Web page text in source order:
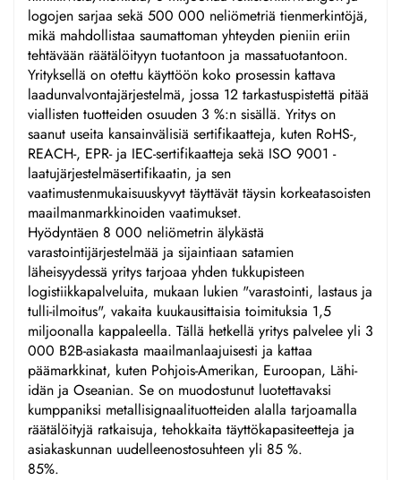
logojen sarjaa sekä 500 000 neliömetriä tienmerkintöjä,
mikä mahdollistaa saumattoman yhteyden pieniin eriin
tehtävään räätälöityyn tuotantoon ja massatuotantoon.
Yrityksellä on otettu käyttöön koko prosessin kattava
laadunvalvontajärjestelmä, jossa 12 tarkastuspistettä pitää
viallisten tuotteiden osuuden 3 %:n sisällä. Yritys on
saanut useita kansainvälisiä sertifikaatteja, kuten RoHS-,
REACH-, EPR- ja IEC-sertifikaatteja sekä ISO 9001 -
laatujärjestelmäsertifikaatin, ja sen
vaatimustenmukaisuuskyvyt täyttävät täysin korkeatasoisten
maailmanmarkkinoiden vaatimukset.
Hyödyntäen 8 000 neliömetrin älykästä
varastointijärjestelmää ja sijaintiaan satamien
läheisyydessä yritys tarjoaa yhden tukkupisteen
logistiikkapalveluita, mukaan lukien "varastointi, lastaus ja
tulli-ilmoitus", vakaita kuukausittaisia toimituksia 1,5
miljoonalla kappaleella. Tällä hetkellä yritys palvelee yli 3
000 B2B-asiakasta maailmanlaajuisesti ja kattaa
päämarkkinat, kuten Pohjois-Amerikan, Euroopan, Lähi-
idän ja Oseanian. Se on muodostunut luotettavaksi
kumppaniksi metallisignaalituotteiden alalla tarjoamalla
räätälöityjä ratkaisuja, tehokkaita täyttökapasiteetteja ja
asiakaskunnan uudelleenostosuhteen yli 85 %.
85%.